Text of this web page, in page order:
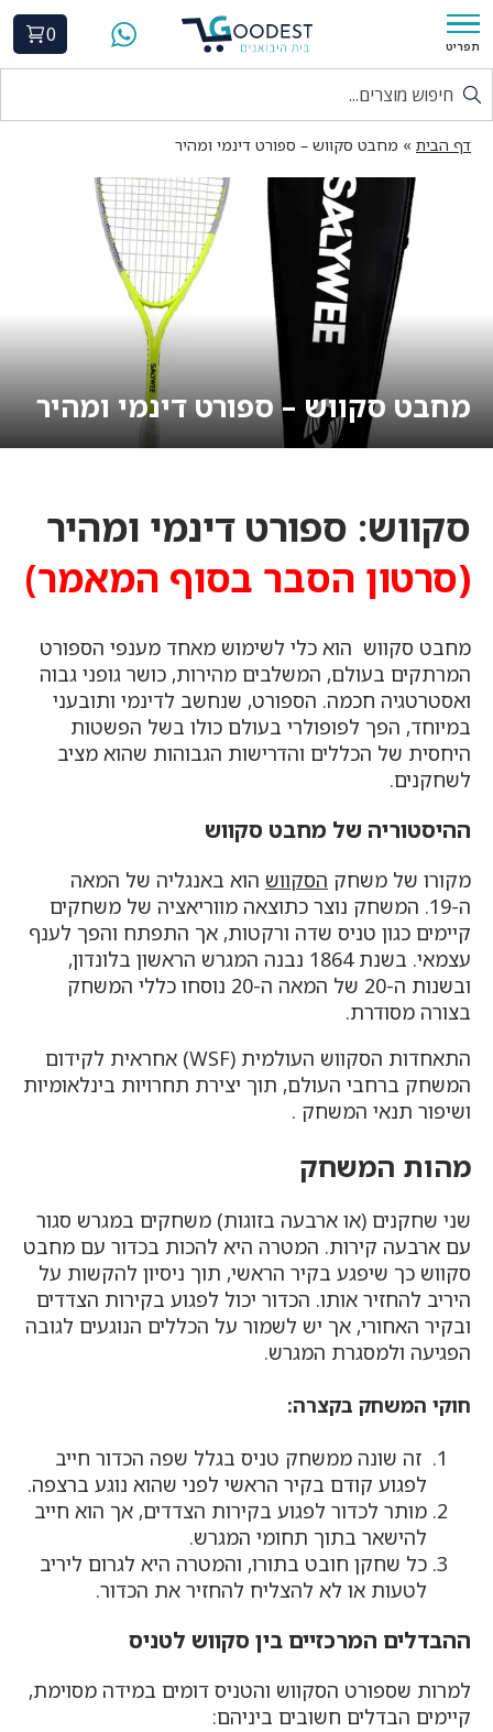
תפריט
0
דף הבית » מחבט סקווש – ספורט דינמי ומהיר
מחבט סקווש – ספורט דינמי ומהיר
סקווש: ספורט דינמי ומהיר
(סרטון הסבר בסוף המאמר)
מחבט סקווש הוא כלי לשימוש מאחד מענפי הספורט
המרתקים בעולם, המשלבים מהירות, כושר גופני גבוה
ואסטרטגיה חכמה. הספורט, שנחשב לדינמי ותובעני
במיוחד, הפך לפופולרי בעולם כולו בשל הפשטות
היחסית של הכללים והדרישות הגבוהות שהוא מציב
לשחקנים.
ההיסטוריה של מחבט סקווש
מקורו של משחק הסקווש הוא באנגליה של המאה
ה-19. המשחק נוצר כתוצאה מווריאציה של משחקים
קיימים כגון טניס שדה ורקטות, אך התפתח והפך לענף
עצמאי. בשנת 1864 נבנה המגרש הראשון בלונדון,
ובשנות ה-20 של המאה ה-20 נוסחו כללי המשחק
בצורה מסודרת.
התאחדות הסקווש העולמית (WSF) אחראית לקידום
המשחק ברחבי העולם, תוך יצירת תחרויות בינלאומיות
ושיפור תנאי המשחק .
מהות המשחק
שני שחקנים (או ארבעה בזוגות) משחקים במגרש סגור
עם ארבעה קירות. המטרה היא להכות בכדור עם מחבט
סקווש כך שיפגע בקיר הראשי, תוך ניסיון להקשות על
היריב להחזיר אותו. הכדור יכול לפגוע בקירות הצדדים
ובקיר האחורי, אך יש לשמור על הכללים הנוגעים לגובה
הפגיעה ולמסגרת המגרש.
חוקי המשחק בקצרה:
זה שונה ממשחק טניס בגלל שפה הכדור חייב
לפגוע קודם בקיר הראשי לפני שהוא נוגע ברצפה.
מותר לכדור לפגוע בקירות הצדדים, אך הוא חייב
להישאר בתוך תחומי המגרש.
כל שחקן חובט בתורו, והמטרה היא לגרום ליריב
לטעות או לא להצליח להחזיר את הכדור.
ההבדלים המרכזיים בין סקווש לטניס
למרות שספורט הסקווש והטניס דומים במידה מסוימת,
קיימים הבדלים חשובים ביניהם: